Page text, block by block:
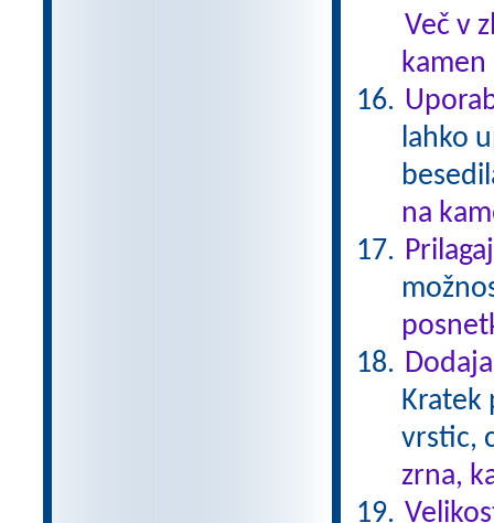
Več v
kamen
lahko
na
Kratek
vrstic,
zrna,